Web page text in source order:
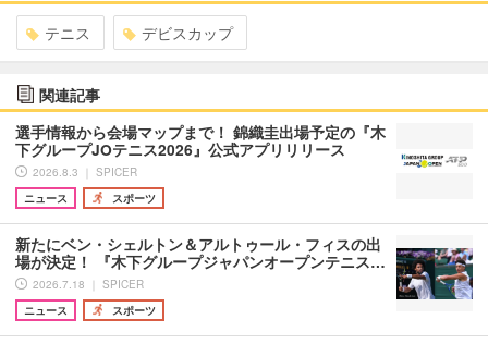
テニス デビスカップ
関連記事
選手情報から会場マップまで！ 錦織圭出場予定の『木
下グループJOテニス2026』公式アプリリリース
2026.8.3 ｜ SPICER
ニュース
スポーツ
新たにベン・シェルトン＆アルトゥール・フィスの出
場が決定！ 『木下グループジャパンオープンテニス…
2026.7.18 ｜ SPICER
ニュース
スポーツ